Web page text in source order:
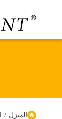
المنزل /